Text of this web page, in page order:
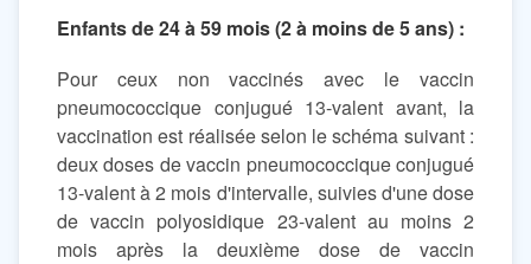
Enfants de 24 à 59 mois (2 à moins de 5 ans) :
Pour ceux non vaccinés avec le vaccin
pneumococcique conjugué 13-valent avant, la
vaccination est réalisée selon le schéma suivant :
deux doses de vaccin pneumococcique conjugué
13-valent à 2 mois d'intervalle, suivies d'une dose
de vaccin polyosidique 23-valent au moins 2
mois après la deuxième dose de vaccin